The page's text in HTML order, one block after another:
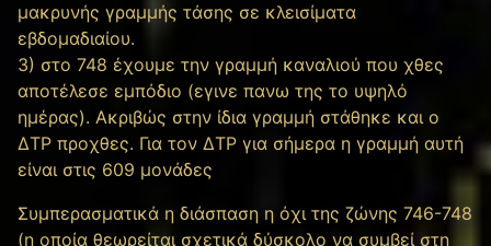
μακρυνής γραμμής τάσης σε κλεισίματα
εβδομαδιαίου.
3) στο 748 έχουμε την γραμμή καναλιού που χθες
αποτέλεσε εμπόδιο (εγινε πανω της το υψηλό
ημέρας). Ακριβώς στην ίδια γραμμή στάθηκε και ο
ΔΤΡ προχθες. Για τον ΔΤΡ για σήμερα η γραμμή αυτή
είναι στις 609 μονάδες
Συμπερασματικά η διάσπαση η όχι της ζώνης 746-748
(η οποία θεωρείται σχετικά δύσκολο να συμβεί στη